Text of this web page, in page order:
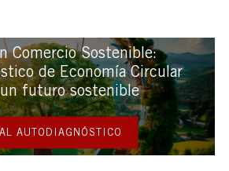
Comercio Sostenible:
de Economía Circular
un futuro sostenible
AL AUTODIAGNÓSTICO